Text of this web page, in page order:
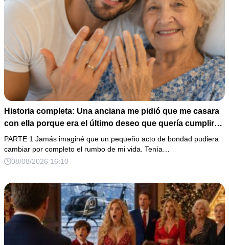
Historia completa: Una anciana me pidió que me casara
con ella porque era el último deseo que quería cumplir
antes de morir. Después de su fallecimiento, su abogado
puso en mis manos una vieja bolsa de hospital que
había conservado durante años y me dijo: «Ella te eligió
PARTE 1 Jamás imaginé que un pequeño acto de bondad pudiera
cambiar por completo el rumbo de mi vida. Tenía…
08/08/2026 16:10